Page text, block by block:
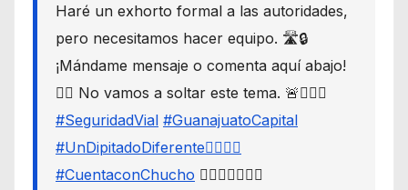
Haré un exhorto formal a las autoridades,
pero necesitamos hacer equipo. 🛣️🔒
¡Mándame mensaje o comenta aquí abajo!
👇🏼 No vamos a soltar este tema. 🚨🙋🏾‍♂️
#SeguridadVial #GuanajuatoCapital
#UnDipitadoDiferente🙋🏽‍♂️⚖️
#CuentaconChucho 🙋🏾‍♂️✌🏾☝🏾